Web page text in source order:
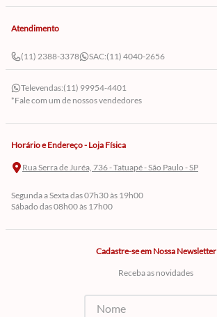
Atendimento
(11) 2388-3378 SAC:(11) 4040-2656
Televendas:(11) 99954-4401
*Fale com um de nossos vendedores
Horário e Endereço - Loja Física
Rua Serra de Juréa, 736 - Tatuapé - São Paulo - SP
Segunda a Sexta das 07h30 às 19h00
Sábado das 08h00 às 17h00
Cadastre-se em Nossa Newsletter
Receba as novidades